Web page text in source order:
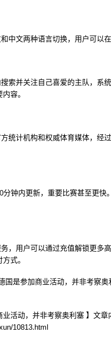
中文两种语言切换，用户可以
索并关注自己喜爱的主队，系
容。
统计机构和权威体育媒体，经
钟内更新，重要比赛甚至更
，用户可以通过充值解锁更多
式。
国是参加商业活动，并非考察
业活动，并非考察奥利塞 】文章
10813.html